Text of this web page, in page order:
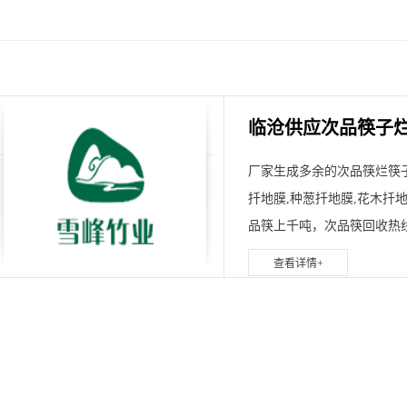
临沧供应次品筷子
厂家生成多余的次品筷烂筷
扦地膜,种葱扦地膜,花木扦
品筷上千吨，次品筷回收热
查看详情+